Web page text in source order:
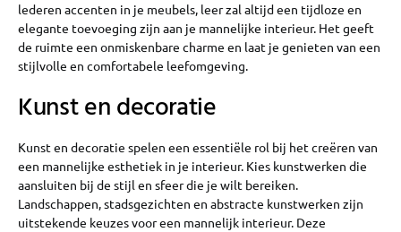
lederen accenten in je meubels, leer zal altijd een tijdloze en
elegante toevoeging zijn aan je mannelijke interieur. Het geeft
de ruimte een onmiskenbare charme en laat je genieten van een
stijlvolle en comfortabele leefomgeving.
Kunst en decoratie
Kunst en decoratie spelen een essentiële rol bij het creëren van
een mannelijke esthetiek in je interieur. Kies kunstwerken die
aansluiten bij de stijl en sfeer die je wilt bereiken.
Landschappen, stadsgezichten en abstracte kunstwerken zijn
uitstekende keuzes voor een mannelijk interieur. Deze